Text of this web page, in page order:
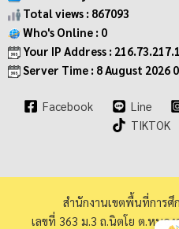
Total views : 867093
Who's Online : 0
Your IP Address :
Server Time : 8 August 2026
Facebook Line
TIKTOK
สำนักงานเขตพื้นที่การ
เลขที่ 363 ม.3 ถ.นิตโย ต.หนอ